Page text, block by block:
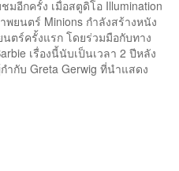
อีกครั้ง เมื่อสตูดิโอ Illumination
พยนตร์ Minions กำลังสร้างหนัง
ตร์ครั้งแรก โดยร่วมมือกับทาง
เรื่องนี้นับเป็นเวลา 2 ปีหลัง
ำกับ Greta Gerwig ที่นำแสดง